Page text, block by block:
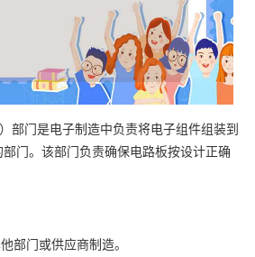
部门是电子制造中负责将电子组件组装到
门。该部门负责确保电路板按设计正确
部门或供应商制造。